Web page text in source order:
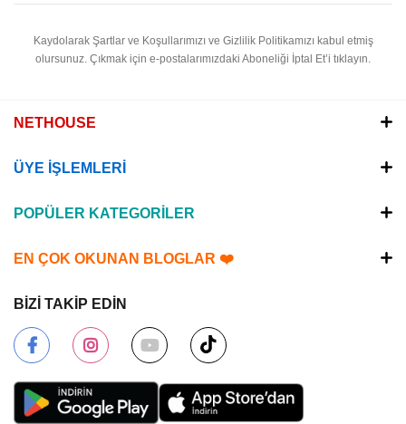
Kaydolarak Şartlar ve Koşullarımızı ve Gizlilik Politikamızı kabul etmiş
olursunuz. Çıkmak için e-postalarımızdaki Aboneliği İptal Et’i tıklayın.
NETHOUSE
ÜYE İŞLEMLERİ
POPÜLER KATEGORİLER
EN ÇOK OKUNAN BLOGLAR ❤️
BİZİ TAKİP EDİN